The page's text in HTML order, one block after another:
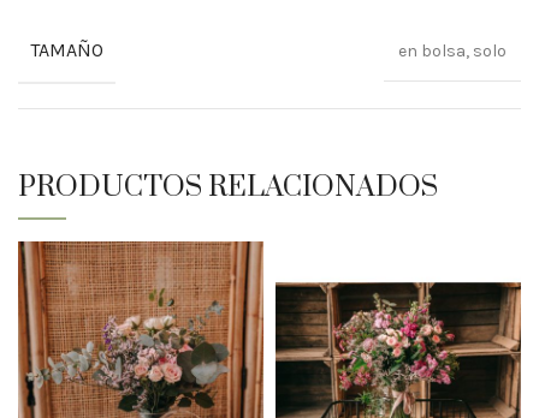
TAMAÑO en bolsa, solo
PRODUCTOS RELACIONADOS